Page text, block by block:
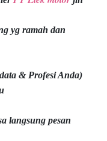
yg ramah dan
& Profesi Anda)
langsung pesan